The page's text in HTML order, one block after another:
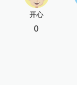
开心
0